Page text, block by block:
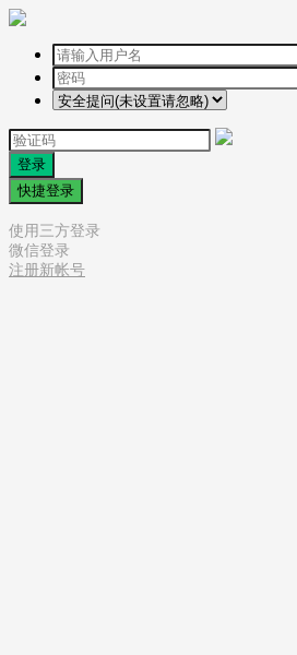
登录
快捷登录
使用三方登录
微信登录
注册新帐号